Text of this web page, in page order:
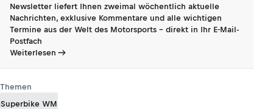
Newsletter liefert Ihnen zweimal wöchentlich aktuelle
Nachrichten, exklusive Kommentare und alle wichtigen
Termine aus der Welt des Motorsports - direkt in Ihr E-Mail-
Postfach
Weiterlesen
Themen
Superbike WM